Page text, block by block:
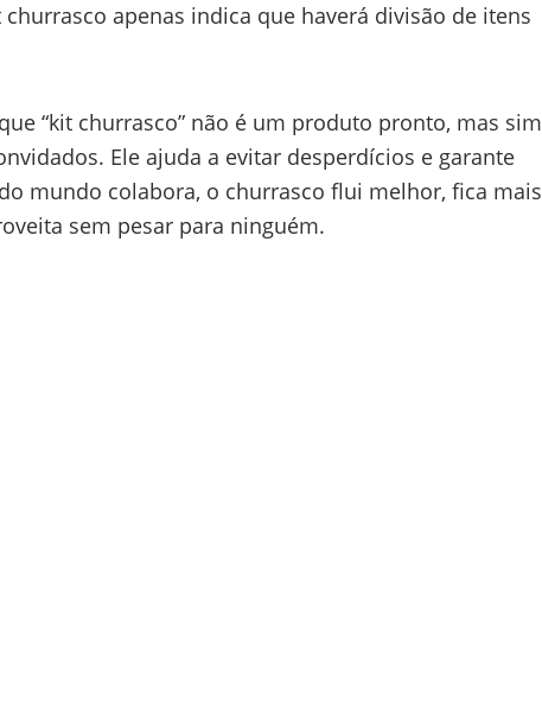
apenas indica que haverá divisão de itens
“kit churrasco” não é um produto pronto, mas sim
Ele ajuda a evitar desperdícios e garante
mundo colabora, o churrasco flui melhor, fica mais
sem pesar para ninguém.